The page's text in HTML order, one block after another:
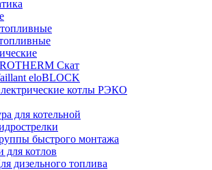
Скат
eloBLOCK
котлы РЭКО
для котельной
быстрого монтажа
для котлов
дизельного топлива